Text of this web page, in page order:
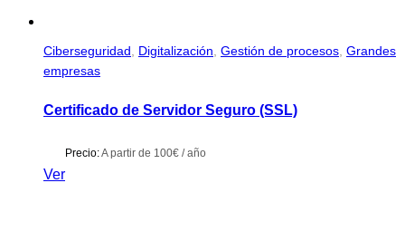
Ciberseguridad Digitalización Gestión de procesos Grandes
empresas
Certificado de Servidor Seguro (SSL)
Precio:A partir de 100€ / año
Ver